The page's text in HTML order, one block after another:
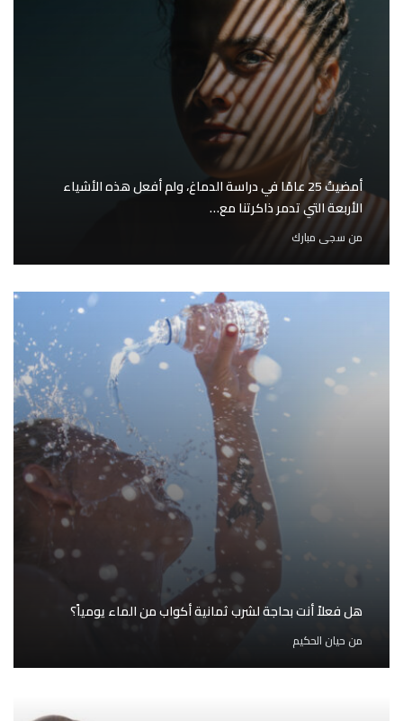
أمضيتُ 25 عامًا في دراسة الدماغ، ولم أفعل هذه الأشياء
الأربعة التي تدمر ذاكرتنا مع…
من سجى مبارك
هل فعلاً أنت بحاجة لشرب ثمانية أكواب من الماء يومياً؟
من حيان الحكيم